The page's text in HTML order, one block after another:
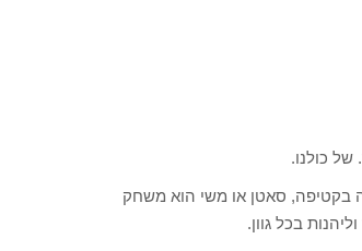
כולנו.
בקטיפה, סאטן או משי הוא משחק
בכל גוון.